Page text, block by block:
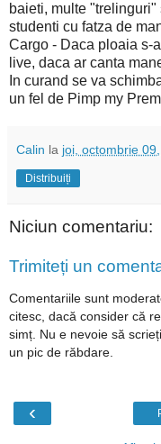
baieti, multe
studenti cu fatza de
Cargo - Daca ploaia s-
live, daca ar canta
In curand se va
un fel de Pimp my
Calin la joi, octombrie
Distribuiți
Niciun comentariu:
Trimiteți un
Comentariile sunt
citesc, dacă consider că
simț. Nu e nevoie să
un pic de răbdare.
‹